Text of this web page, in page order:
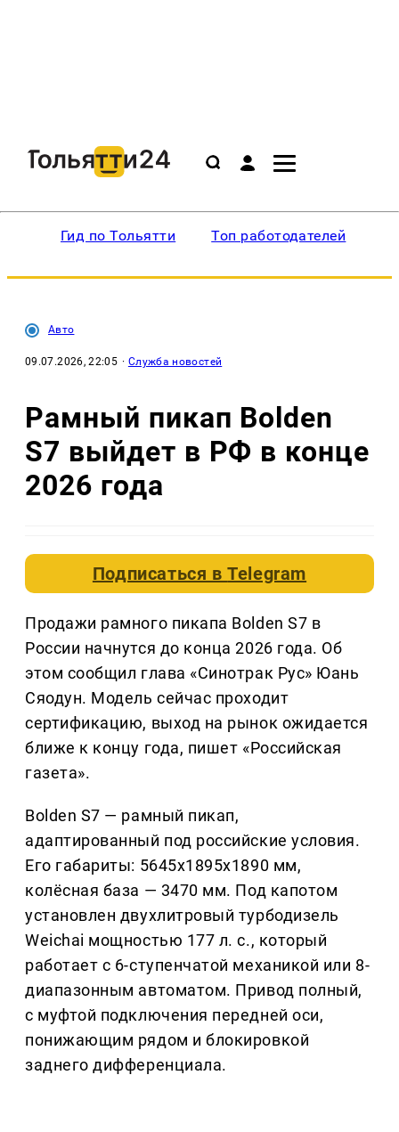
Гид по Тольятти Топ работодателей
Авто
09.07.2026, 22:05 · Служба новостей
Рамный пикап Bolden
S7 выйдет в РФ в конце
2026 года
Подписаться вTelegram
Продажи рамного пикапа Bolden S7 в
России начнутся до конца 2026 года. Об
этом сообщил глава «Синотрак Рус» Юань
Сяодун. Модель сейчас проходит
сертификацию, выход на рынок ожидается
ближе к концу года, пишет «Российская
газета».
Bolden S7 — рамный пикап,
адаптированный под российские условия.
Его габариты: 5645х1895х1890 мм,
колёсная база — 3470 мм. Под капотом
установлен двухлитровый турбодизель
Weichai мощностью 177 л. с., который
работает с 6-ступенчатой механикой или 8-
диапазонным автоматом. Привод полный,
с муфтой подключения передней оси,
понижающим рядом и блокировкой
заднего дифференциала.